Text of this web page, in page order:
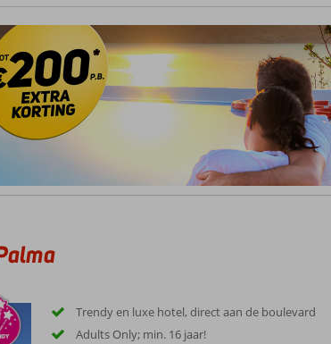
Mallorca er zo aangenaam mogelijk te maken. Bij de
stranden, eetgelegenheden en eventuele stadscentra.
Trendy en luxe hotel, direct aan de boulevard
Adults Only; min. 16 jaar!